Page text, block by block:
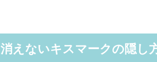
消えないキスマークの隠し